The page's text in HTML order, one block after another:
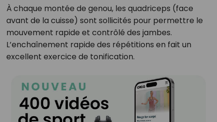
À chaque montée de genou, les quadriceps (face
avant de la cuisse) sont sollicités pour permettre le
mouvement rapide et contrôlé des jambes.
L’enchaînement rapide des répétitions en fait un
excellent exercice de tonification.